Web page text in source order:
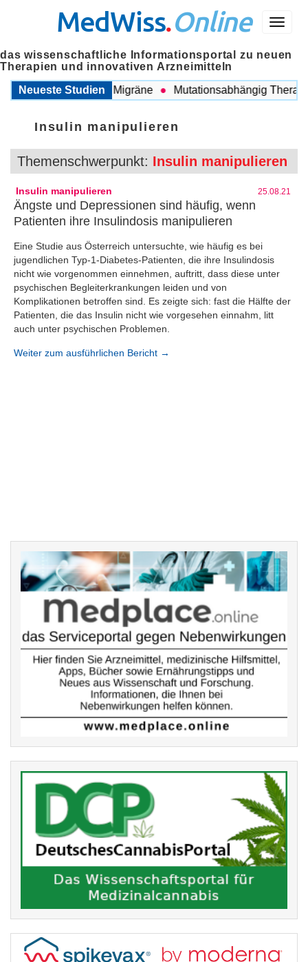
Menü
MedWiss.Online
das wissenschaftliche Informationsportal zu neuen
Therapien und innovativen Arzneimitteln
Neueste Studien
COPD und Migräne Mutationsabhängig
Insulin manipulieren
Themenschwerpunkt: Insulin manipulieren
Insulin manipulieren 25.08.21
Ängste und Depressionen sind häufig, wenn
Patienten ihre Insulindosis manipulieren
Eine Studie aus Österreich untersuchte, wie häufig es bei
jugendlichen Typ-1-Diabetes-Patienten, die ihre Insulindosis
nicht wie vorgenommen einnehmen, auftritt, dass diese unter
psychischen Begleiterkrankungen leiden und von
Komplikationen betroffen sind. Es zeigte sich: fast die Hälfte der
Patienten, die das Insulin nicht wie vorgesehen einnahm, litt
auch unter psychischen Problemen.
Weiter zum ausführlichen Bericht →